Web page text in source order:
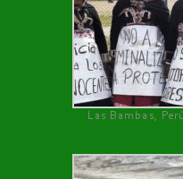
Las Bambas, Perú